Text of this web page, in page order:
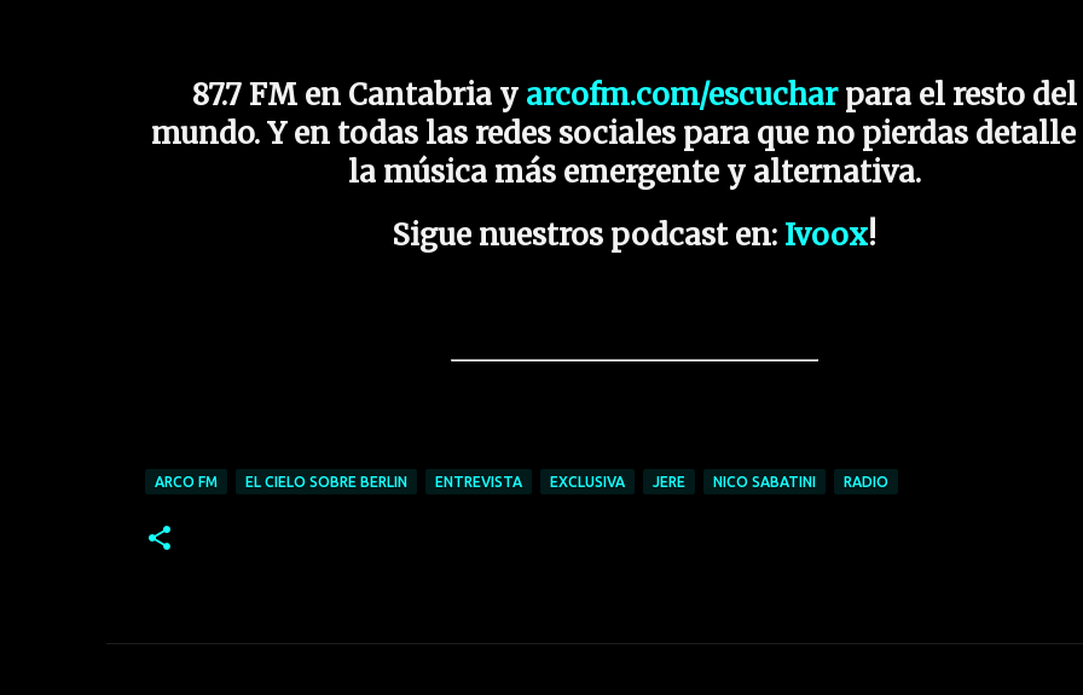
87.7 FM en Cantabria y arcofm.com/escuchar para el resto del
mundo. Y en todas las redes sociales para que no pierdas detalle
la música más emergente y alternativa.
Sigue nuestros podcast en: Ivoox!
ARCO FM EL CIELO SOBRE BERLIN ENTREVISTA EXCLUSIVA JERE NICO SABATINI RADIO